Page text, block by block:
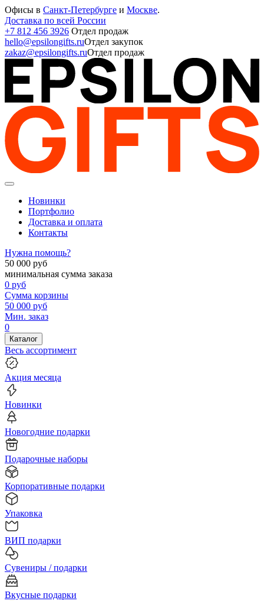
Офисы в Санкт-Петербурге и Москве.
Доставка по всей России
+7 812 456 3926 Отдел продаж
hello@epsilongifts.ruОтдел закупок
zakaz@epsilongifts.ruОтдел продаж
Новинки
Портфолио
Доставка и оплата
Контакты
Нужна помощь?
50 000 руб
минимальная сумма заказа
0 руб
Сумма корзины
50 000 руб
Мин. заказ
0
Каталог
Весь ассортимент
Акция месяца
Новинки
Новогодние подарки
Подарочные наборы
Корпоративные подарки
Упаковка
ВИП подарки
Сувениры / подарки
Вкусные подарки